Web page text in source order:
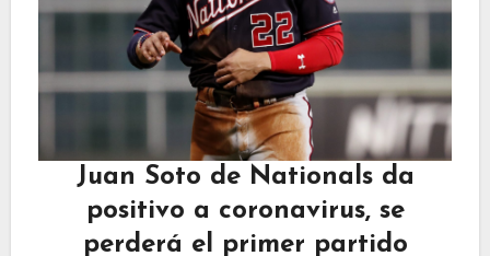
Juan Soto de Nationals da
positivo a coronavirus, se
perderá el primer partido